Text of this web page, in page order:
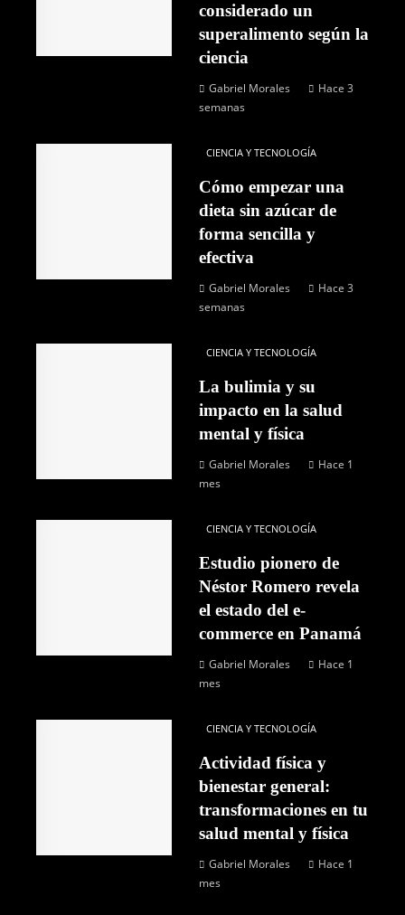
considerado un
superalimento según la
ciencia
Gabriel Morales
Hace 3
semanas
CIENCIA Y TECNOLOGÍA
Cómo empezar una
dieta sin azúcar de
forma sencilla y
efectiva
Gabriel Morales
Hace 3
semanas
CIENCIA Y TECNOLOGÍA
La bulimia y su
impacto en la salud
mental y física
Gabriel Morales
Hace 1
mes
CIENCIA Y TECNOLOGÍA
Estudio pionero de
Néstor Romero revela
el estado del e-
commerce en Panamá
Gabriel Morales
Hace 1
mes
CIENCIA Y TECNOLOGÍA
Actividad física y
bienestar general:
transformaciones en tu
salud mental y física
Gabriel Morales
Hace 1
mes